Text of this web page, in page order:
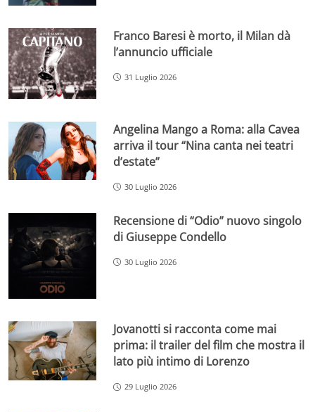
Franco Baresi è morto, il Milan dà
l’annuncio ufficiale
31 Luglio 2026
Angelina Mango a Roma: alla Cavea
arriva il tour “Nina canta nei teatri
d’estate”
30 Luglio 2026
Recensione di “Odio” nuovo singolo
di Giuseppe Condello
30 Luglio 2026
Jovanotti si racconta come mai
prima: il trailer del film che mostra il
lato più intimo di Lorenzo
29 Luglio 2026